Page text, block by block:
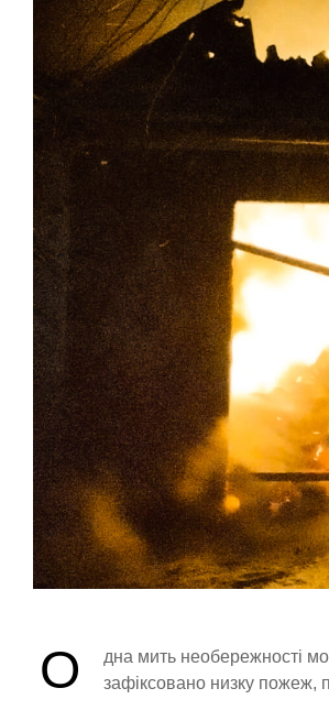
О
дна мить необережності
зафіксовано низку пожеж,